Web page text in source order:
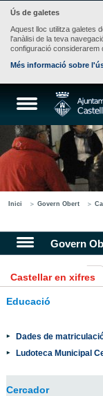
Ús de galetes
Aquest lloc utilitza galetes
l'anàlisi de la teva
configuració considerarem
Més informació sobre
Inici Govern Obert
Govern
Castellar en xifres
Educació
Dades de
Ludoteca Municipal
Cercador